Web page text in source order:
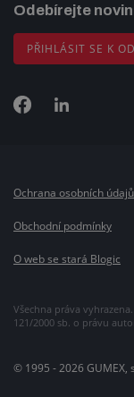
Odebírejte
PŘIHLÁSIT SE K
Všechna práva
121/2000 sb. o právu
Ochrana osobních údajů
Obchodní podmínky
O web se stará Blogic
© 1995 - 2026 GUMEX,